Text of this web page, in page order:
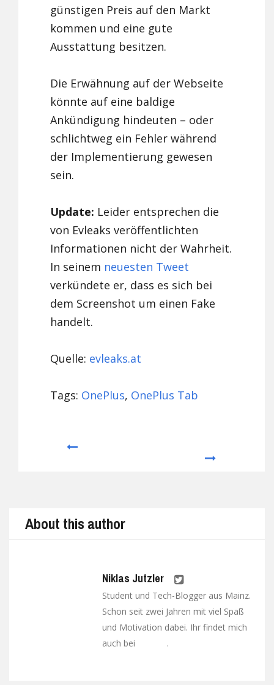
günstigen Preis auf den Markt
kommen und eine gute
Ausstattung besitzen.
Die Erwähnung auf der Webseite
könnte auf eine baldige
Ankündigung hindeuten – oder
schlichtweg ein Fehler während
der Implementierung gewesen
sein.
Update: Leider entsprechen die
von Evleaks veröffentlichten
Informationen nicht der Wahrheit.
In seinem neuesten Tweet
verkündete er, dass es sich bei
dem Screenshot um einen Fake
handelt.
Quelle: evleaks.at
Tags: OnePlus, OnePlus Tab
About this author
Niklas Jutzler
Student und Tech-Blogger aus Mainz.
Schon seit zwei Jahren mit viel Spaß
und Motivation dabei. Ihr findet mich
auch bei
.